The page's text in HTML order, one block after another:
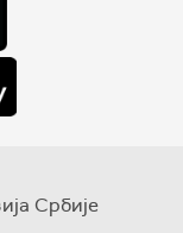
Србије